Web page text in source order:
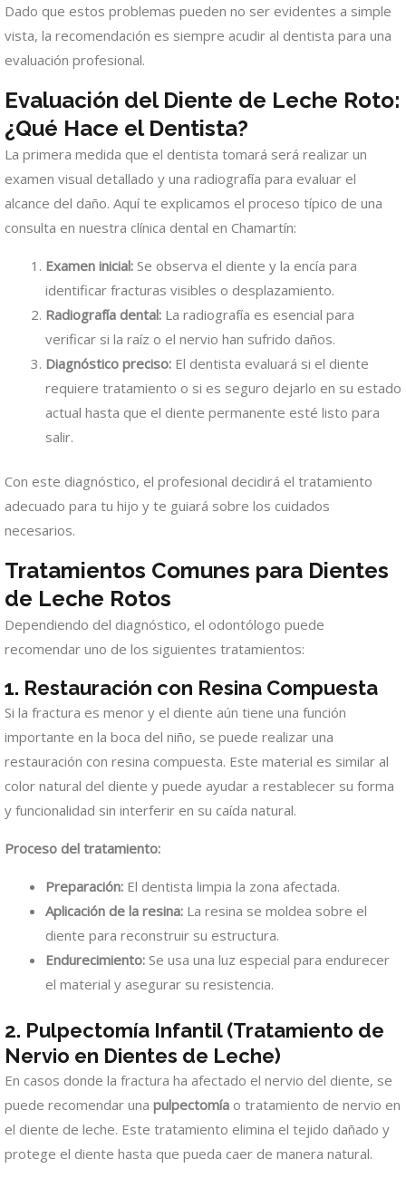
Dado que estos problemas pueden no ser evidentes a simple
vista, la recomendación es siempre acudir al dentista para una
evaluación profesional.
Evaluación del Diente de Leche Roto:
¿Qué Hace el Dentista?
La primera medida que el dentista tomará será realizar un
examen visual detallado y una radiografía para evaluar el
alcance del daño. Aquí te explicamos el proceso típico de una
consulta en nuestra clínica dental en Chamartín:
Examen inicial: Se observa el diente y la encía para
identificar fracturas visibles o desplazamiento.
Radiografía dental: La radiografía es esencial para
verificar si la raíz o el nervio han sufrido daños.
Diagnóstico preciso: El dentista evaluará si el diente
requiere tratamiento o si es seguro dejarlo en su estado
actual hasta que el diente permanente esté listo para
salir.
Con este diagnóstico, el profesional decidirá el tratamiento
adecuado para tu hijo y te guiará sobre los cuidados
necesarios.
Tratamientos Comunes para Dientes
de Leche Rotos
Dependiendo del diagnóstico, el odontólogo puede
recomendar uno de los siguientes tratamientos:
1. Restauración con Resina Compuesta
Si la fractura es menor y el diente aún tiene una función
importante en la boca del niño, se puede realizar una
restauración con resina compuesta. Este material es similar al
color natural del diente y puede ayudar a restablecer su forma
y funcionalidad sin interferir en su caída natural.
Proceso del tratamiento:
Preparación: El dentista limpia la zona afectada.
Aplicación de la resina: La resina se moldea sobre el
diente para reconstruir su estructura.
Endurecimiento: Se usa una luz especial para endurecer
el material y asegurar su resistencia.
2. Pulpectomía Infantil (Tratamiento de
Nervio en Dientes de Leche)
En casos donde la fractura ha afectado el nervio del diente, se
puede recomendar una pulpectomía o tratamiento de nervio en
el diente de leche. Este tratamiento elimina el tejido dañado y
protege el diente hasta que pueda caer de manera natural.